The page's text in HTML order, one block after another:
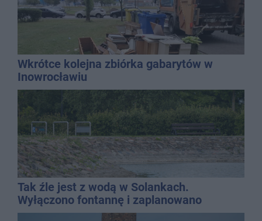
Wkrótce kolejna zbiórka gabarytów w
Inowrocławiu
Tak źle jest z wodą w Solankach.
Wyłączono fontannę i zaplanowano
dolewkę